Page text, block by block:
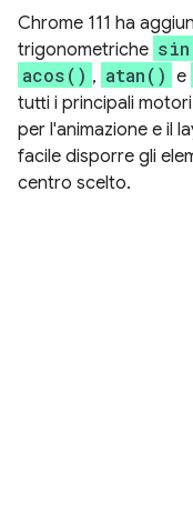
Chrome 111 ha
trigonometriche
acos() , atan() e
tutti i principali
per l'animazione e il
facile disporre gli
centro scelto.